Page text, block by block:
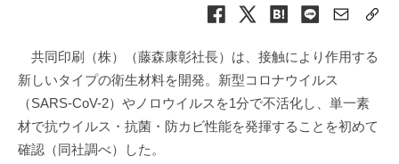
共同印刷（株）（藤森康彰社長）は、接触により作用する
新しいタイプの衛生材料を開発。新型コロナウイルス
（SARS-CoV-2）やノロウイルスを1分で不活化し、単一素
材で抗ウイルス・抗菌・防カビ性能を発揮することを初めて
確認（同社調べ）した。